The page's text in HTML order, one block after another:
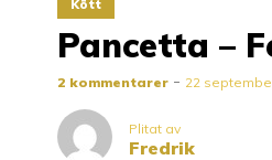
Kött
Pancetta –
2 kommentarer 22
Plitat av
Fredrik